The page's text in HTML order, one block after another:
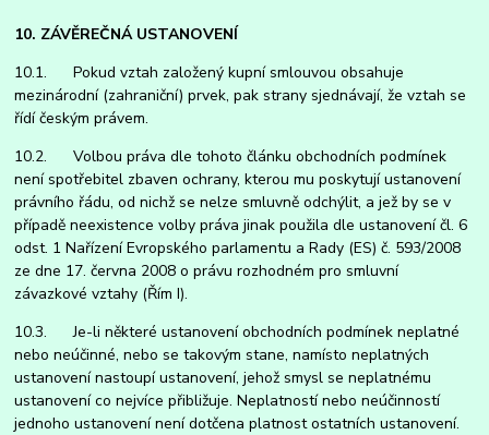
10. ZÁVĚREČNÁ USTANOVENÍ
10.1. Pokud vztah založený kupní smlouvou obsahuje
mezinárodní (zahraniční) prvek, pak strany sjednávají, že vztah se
řídí českým právem.
10.2. Volbou práva dle tohoto článku obchodních podmínek
není spotřebitel zbaven ochrany, kterou mu poskytují ustanovení
právního řádu, od nichž se nelze smluvně odchýlit, a jež by se v
případě neexistence volby práva jinak použila dle ustanovení čl. 6
odst. 1 Nařízení Evropského parlamentu a Rady (ES) č. 593/2008
ze dne 17. června 2008 o právu rozhodném pro smluvní
závazkové vztahy (Řím I).
10.3. Je-li některé ustanovení obchodních podmínek neplatné
nebo neúčinné, nebo se takovým stane, namísto neplatných
ustanovení nastoupí ustanovení, jehož smysl se neplatnému
ustanovení co nejvíce přibližuje. Neplatností nebo neúčinností
jednoho ustanovení není dotčena platnost ostatních ustanovení.